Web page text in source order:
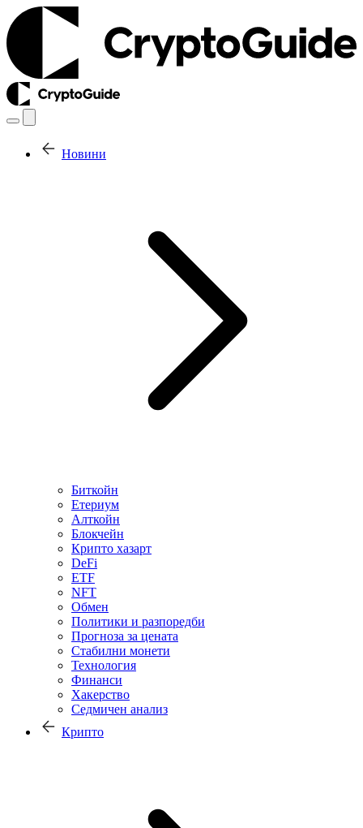
Новини
Биткойн
Етериум
Алткойн
Блокчейн
Крипто хазарт
DeFi
ETF
NFT
Обмен
Политики и разпоредби
Прогноза за цената
Стабилни монети
Технология
Финанси
Хакерство
Седмичен анализ
Крипто